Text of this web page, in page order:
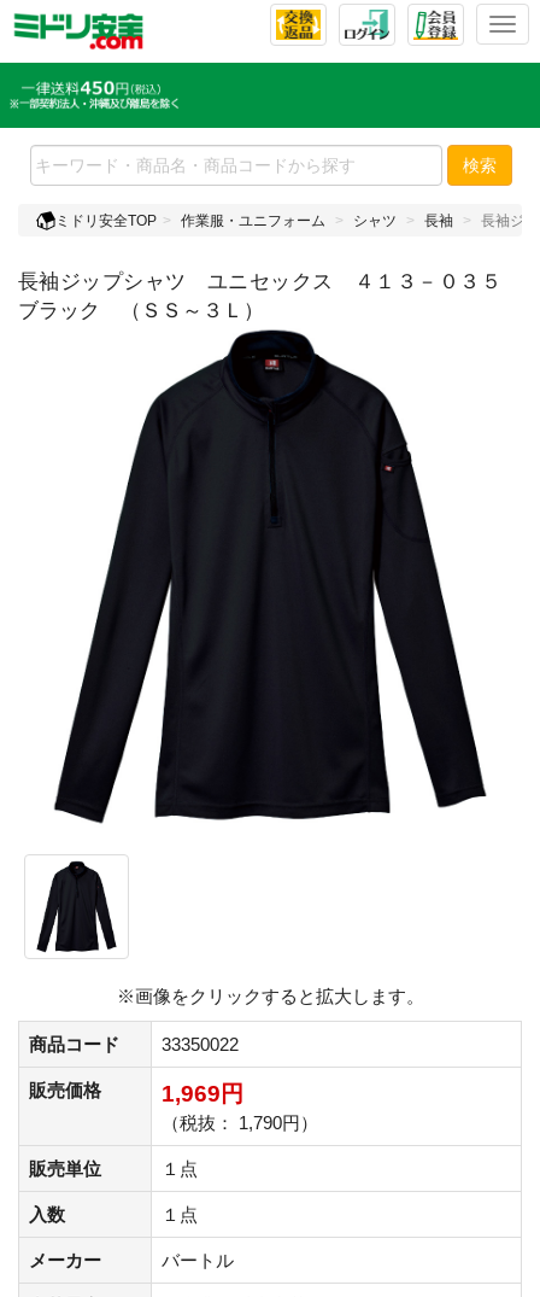
T
l
e
n
v
検索
ミドリ安全TOP 作業服・ユニフォーム シャツ 長袖 長袖ジ
長袖ジップシャツ ユニセックス ４１３－０３５
ブラック （ＳＳ～３Ｌ）
※画像をクリックすると拡大します。
商品コード 33350022
販売価格 1,969円
（税抜： 1,790円）
販売単位 １点
入数 １点
メーカー バートル